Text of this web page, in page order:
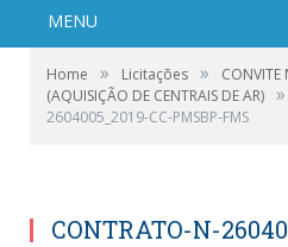
MENU
Home » Licitações »
CONVITE
(AQUISIÇÃO DE CENTRAIS DE AR) »
2604005_2019-CC-PMSBP-FMS
CONTRATO-N-